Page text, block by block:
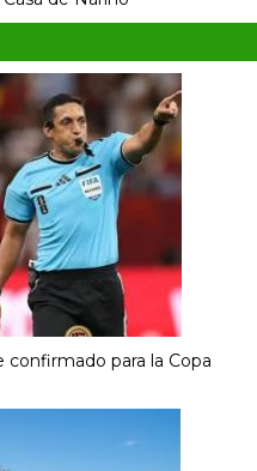
confirmado para la Copa